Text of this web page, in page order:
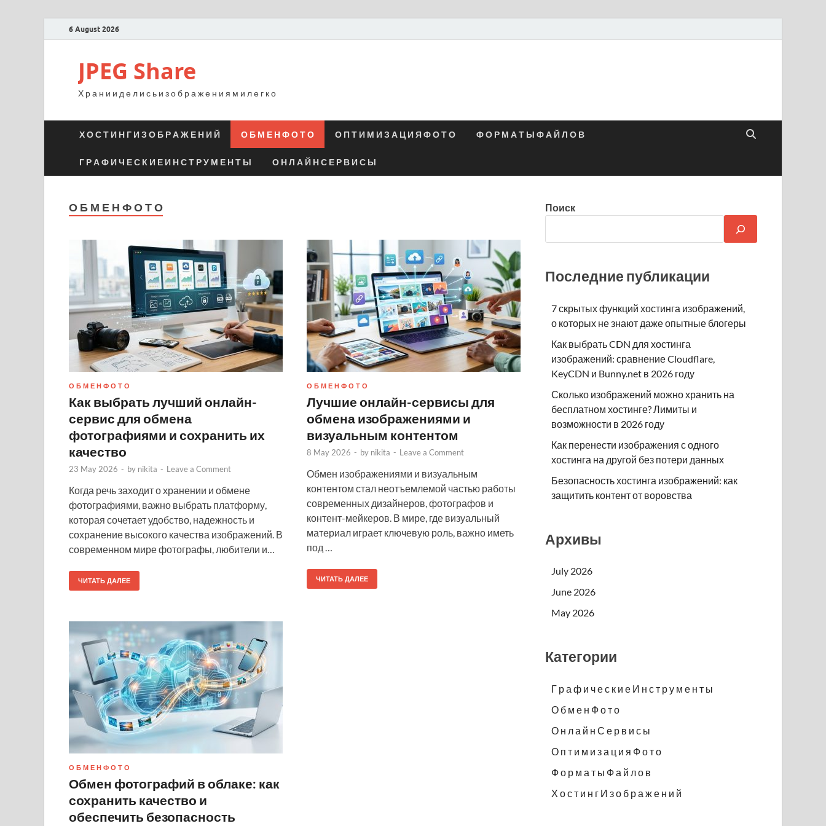
6 August 2026
JPEG Share
Х р а н и и д е л и с ь и з о б р а ж е н и я м и л е г к о
Х О С Т И Н Г И З О Б Р А Ж Е Н И Й О Б М Е Н Ф О Т О О П Т И М И З А Ц И Я Ф О Т О Ф О Р М А Т Ы Ф А Й Л О В
Г Р А Ф И Ч Е С К И Е И Н С Т Р У М Е Н Т Ы О Н Л А Й Н С Е Р В И С Ы
О Б М Е Н Ф О Т О
О Б М Е Н Ф О Т О
Как выбрать лучший онлайн-
сервис для обмена
фотографиями и сохранить их
качество
23 May 2026 - by nikita - Leave a Comment
Когда речь заходит о хранении и обмене
фотографиями, важно выбрать платформу,
которая сочетает удобство, надежность и
сохранение высокого качества изображений. В
современном мире фотографы, любители и…
ЧИТАТЬ ДАЛЕЕ
О Б М Е Н Ф О Т О
Лучшие онлайн-сервисы для
обмена изображениями и
визуальным контентом
8 May 2026 - by nikita - Leave a Comment
Обмен изображениями и визуальным
контентом стал неотъемлемой частью работы
современных дизайнеров, фотографов и
контент-мейкеров. В мире, где визуальный
материал играет ключевую роль, важно иметь
под …
ЧИТАТЬ ДАЛЕЕ
О Б М Е Н Ф О Т О
Обмен фотографий в облаке: как
сохранить качество и
обеспечить безопасность
Поиск
Последние публикации
7 скрытых функций хостинга изображений,
о которых не знают даже опытные блогеры
Как выбрать CDN для хостинга
изображений: сравнение Cloudflare,
KeyCDN и Bunny.net в 2026 году
Сколько изображений можно хранить на
бесплатном хостинге? Лимиты и
возможности в 2026 году
Как перенести изображения с одного
хостинга на другой без потери данных
Безопасность хостинга изображений: как
защитить контент от воровства
Архивы
July 2026
June 2026
May 2026
Категории
Г р а ф и ч е с к и е И н с т р у м е н т ы
О б м е н Ф о т о
О н л а й н С е р в и с ы
О п т и м и з а ц и я Ф о т о
Ф о р м а т ы Ф а й л о в
Х о с т и н г И з о б р а ж е н и й